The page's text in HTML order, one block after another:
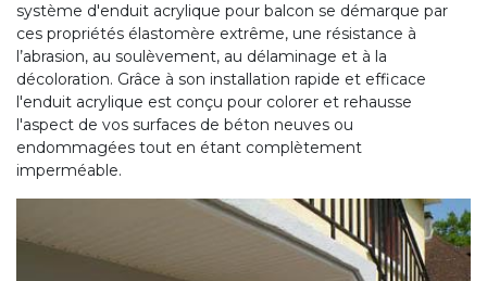
système d'enduit acrylique pour balcon se démarque par
ces propriétés élastomère extrême, une résistance à
l’abrasion, au soulèvement, au délaminage et à la
décoloration. Grâce à son installation rapide et efficace
l'enduit acrylique est conçu pour colorer et rehausse
l'aspect de vos surfaces de béton neuves ou
endommagées tout en étant complètement
imperméable.